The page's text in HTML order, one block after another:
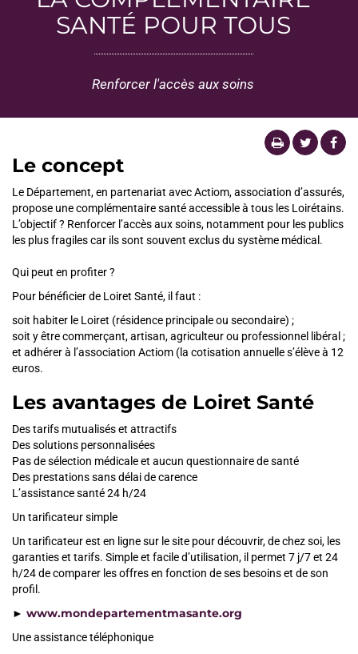
SANTÉ POUR TOUS
Renforcer l'accès aux soins
Le concept
Le Département, en partenariat avec Actiom, association d’assurés,
propose une complémentaire santé accessible à tous les Loirétains.
L’objectif ? Renforcer l’accès aux soins, notamment pour les publics
les plus fragiles car ils sont souvent exclus du système médical.
Qui peut en profiter ?
Pour bénéficier de Loiret Santé, il faut :
soit habiter le Loiret (résidence principale ou secondaire) ;
soit y être commerçant, artisan, agriculteur ou professionnel libéral ;
et adhérer à l’association Actiom (la cotisation annuelle s’élève à 12
euros.
Les avantages de Loiret Santé
Des tarifs mutualisés et attractifs
Des solutions personnalisées
Pas de sélection médicale et aucun questionnaire de santé
Des prestations sans délai de carence
L’assistance santé 24 h/24
Un tarificateur simple
Un tarificateur est en ligne sur le site pour découvrir, de chez soi, les
garanties et tarifs. Simple et facile d’utilisation, il permet 7 j/7 et 24
h/24 de comparer les offres en fonction de ses besoins et de son
profil.
► www.mondepartementmasante.org
Une assistance téléphonique